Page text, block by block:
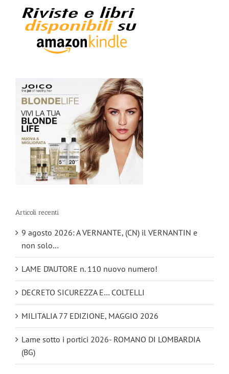
Articoli recenti
9 agosto 2026: A VERNANTE, (CN) il VERNANTIN e
non solo…
LAME D’AUTORE n. 110 nuovo numero!
DECRETO SICUREZZA E… COLTELLI
MILITALIA 77 EDIZIONE, MAGGIO 2026
Lame sotto i portici 2026- ROMANO DI LOMBARDIA
(BG)